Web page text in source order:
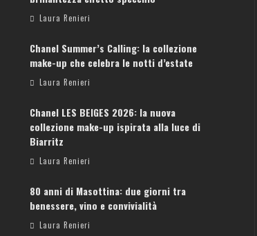
Laura Renieri
Chanel Summer’s Calling: la collezione
make-up che celebra le notti d’estate
Laura Renieri
Chanel LES BEIGES 2026: la nuova
collezione make-up ispirata alla luce di
Biarritz
Laura Renieri
80 anni di Masottina: due giorni tra
benessere, vino e convivialità
Laura Renieri
ATENE: GUIDA PER IL WEEKEND PERFETTO